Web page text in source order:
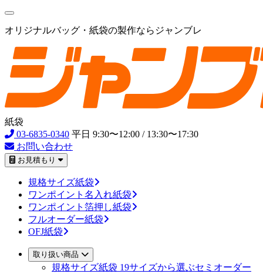
オリジナルバッグ・紙袋の製作ならジャンブレ
紙袋
03-6835-0340 平日 9:30〜12:00 / 13:30〜17:30
お問い合わせ
お見積もり
規格サイズ紙袋
ワンポイント名入れ紙袋
ワンポイント箔押し紙袋
フルオーダー紙袋
OFJ紙袋
取り扱い商品
規格サイズ紙袋 19サイズから選ぶセミオーダー